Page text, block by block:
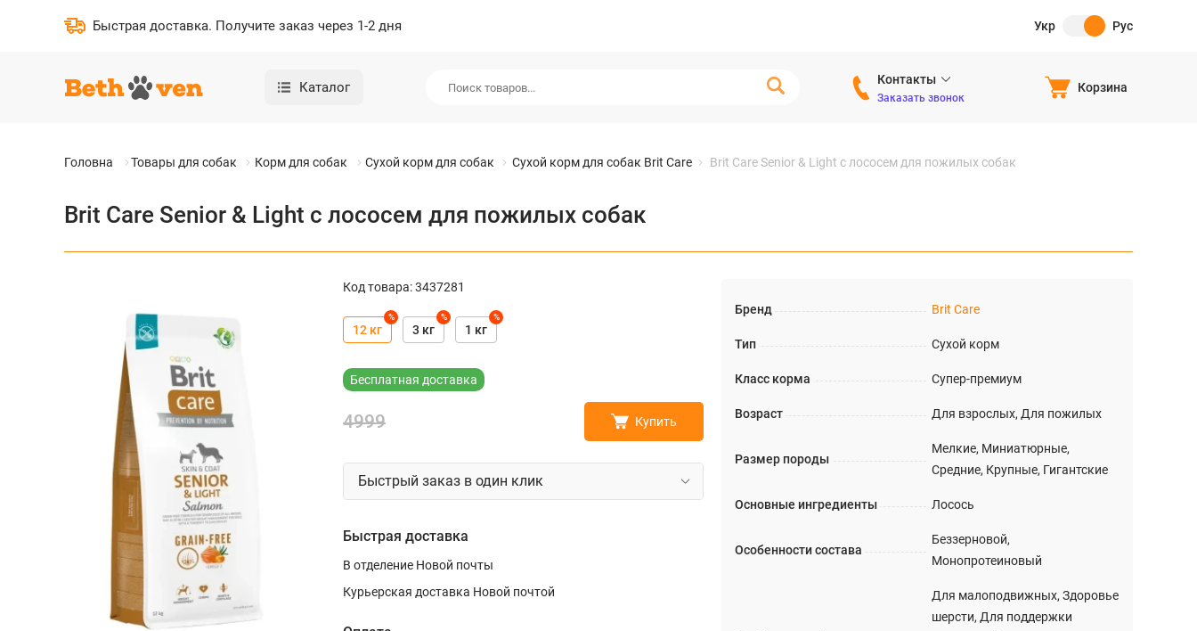
Быстрая доставка. Получите заказ через 1-2 дня Укр Рус
Каталог
Контакты
Заказать звонок
Корзина
Головна Товары для собак Корм для собак Сухой корм для собак Сухой корм для собак Brit Care Brit Care Senior & Light с лососем для пожилых собак
Brit Care Senior & Light с лососем для пожилых собак
Код товара:3437281
12 кг
%
3 кг
%
1 кг
%
Бесплатная доставка
4999 Купить
Быстрый заказ в один клик
Быстрая доставка
В отделение Новой почты
Курьерская доставка Новой почтой
Бренд Brit Care
Тип Сухой корм
Класс корма Супер-премиум
Возраст Для взрослых, Для пожилых
Размер породы
Мелкие, Миниатюрные,
Средние, Крупные, Гигантские
Основные ингредиенты Лосось
Особенности состава
Беззерновой,
Монопротеиновый
Для малоподвижных, Здоровье
шерсти, Для поддержки